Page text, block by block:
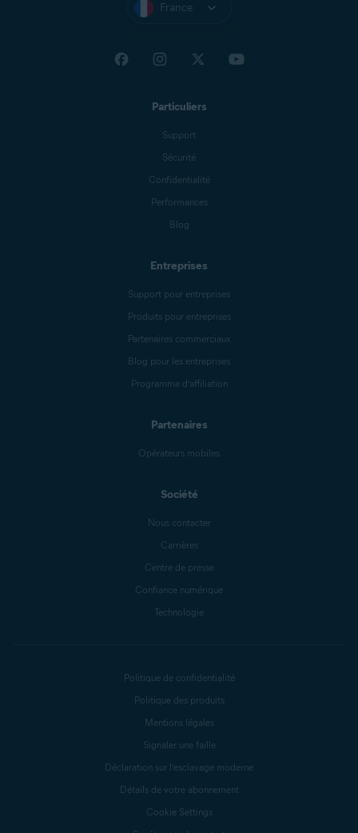
France
Particuliers
Support
Sécurité
Confidentialité
Performances
Blog
Entreprises
Support pour entreprises
Produits pour entreprises
Partenaires commerciaux
Blog pour les entreprises
Programme d’affiliation
Partenaires
Opérateurs mobiles
Société
Nous contacter
Carrières
Centre de presse
Confiance numérique
Technologie
Politique de confidentialité
Politique des produits
Mentions légales
Signaler une faille
Déclaration sur l’esclavage moderne
Détails de votre abonnement
Cookie Settings